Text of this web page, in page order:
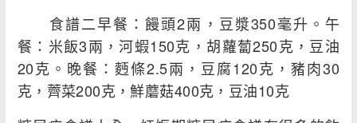
食譜二早餐：饅頭2兩，豆漿350毫升。午
餐：米飯3兩，河蝦150克，胡蘿蔔250克，豆油
20克。晚餐：麪條2.5兩，豆腐120克，豬肉30
克，薺菜200克，鮮蘑菇400克，豆油10克